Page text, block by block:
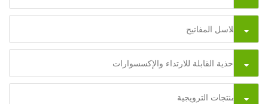
سلاسل المفاتيح
الأحذية القابلة للارتداء والإكسسوارات
المنتجات الترويجية